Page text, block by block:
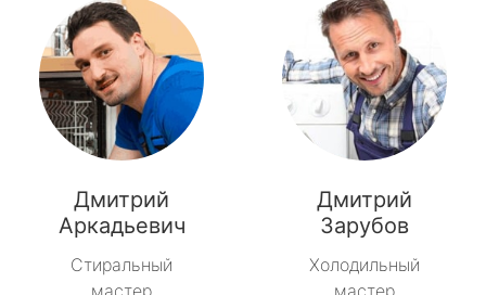
Дмитрий
Аркадьевич
Стиральный
Дмитрий
Зарубов
Холодильный